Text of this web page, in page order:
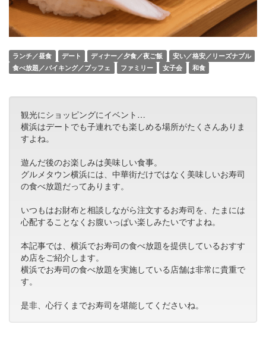
ランチ／昼食 デート ディナー／夕食／夜ご飯
安い／格安／リーズナブル
食べ放題／バイキング／ブッフェ
ファミリー 女子会 和食
観光にショッピングにイベント…
横浜はデートでも子連れでも楽しめる場所がたくさんありま
すよね。
遊んだ後のお楽しみは美味しい食事。
グルメタウン横浜には、中華街だけではなく美味しいお寿司
の食べ放題だってあります。
いつもはお財布と相談しながら注文するお寿司を、たまには
心配することなくお腹いっぱい楽しみたいですよね。
本記事では、横浜でお寿司の食べ放題を提供しているおすす
め店をご紹介します。
横浜でお寿司の食べ放題を実施している店舗は非常に貴重で
す。
是非、心行くまでお寿司を堪能してくださいね。